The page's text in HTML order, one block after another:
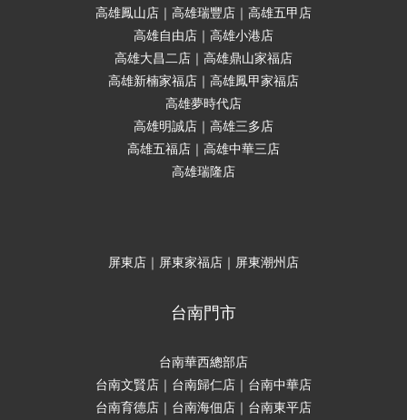
高雄鳳山店｜高雄瑞豐店｜高雄五甲店
高雄自由店｜高雄小港店
高雄大昌二店｜高雄鼎山家福店
高雄新楠家福店｜高雄鳳甲家福店
高雄夢時代店
高雄明誠店｜高雄三多店
高雄五福店｜高雄中華三店
高雄瑞隆店
屏東店｜屏東家福店｜屏東潮州店
台南門市
台南華西總部店
台南文賢店｜台南歸仁店｜台南中華店
台南育德店｜台南海佃店｜台南東平店